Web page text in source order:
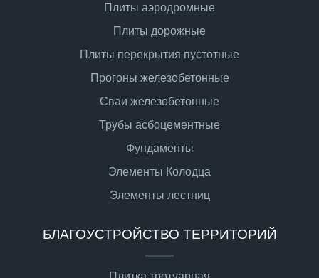
Плиты аэродромные
Плиты дорожные
Плиты перекрытия пустотные
Прогоны железобетонные
Сваи железобетонные
Трубы асбоцементные
Фундаменты
Элементы Колодца
Элементы лестниц
БЛАГОУСТРОЙСТВО ТЕРРИТОРИЙ